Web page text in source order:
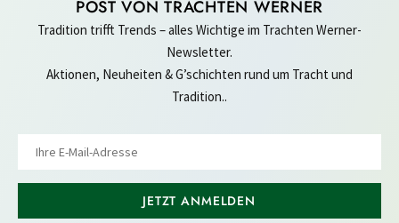
POST VON TRACHTEN WERNER
Tradition trifft Trends – alles Wichtige im Trachten Werner-
Newsletter.
Aktionen, Neuheiten & G’schichten rund um Tracht und
Tradition..
JETZT ANMELDEN